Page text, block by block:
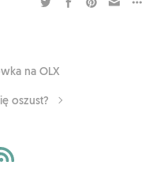
na OLX
oszust?